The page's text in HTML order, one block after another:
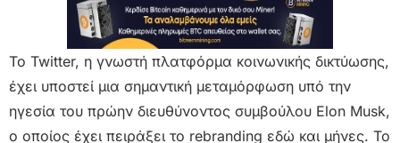
Το Twitter, η γνωστή πλατφόρμα κοινωνικής δικτύωσης,
έχει υποστεί μια σημαντική μεταμόρφωση υπό την
ηγεσία του πρώην διευθύνοντος συμβούλου Elon Musk,
ο οποίος έχει πειράξει το rebranding εδώ και μήνες. Το